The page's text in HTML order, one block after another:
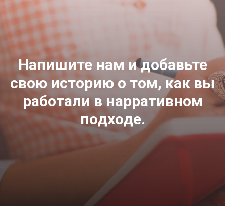
Напишите нам и добавьте
свою историю о том, как вы
работали в нарративном
подходе.